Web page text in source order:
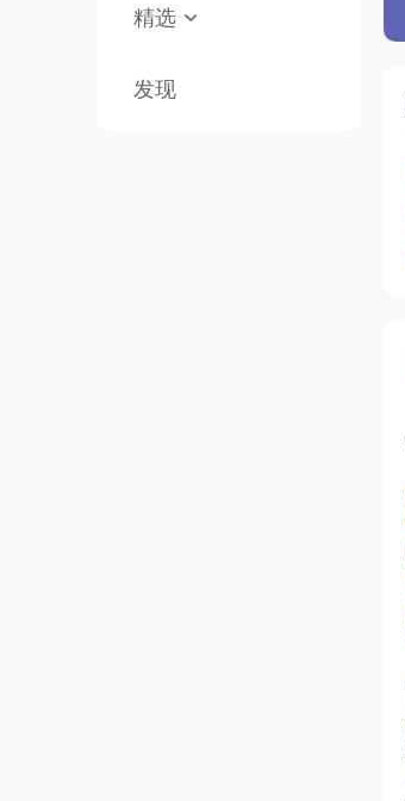
精选
发现